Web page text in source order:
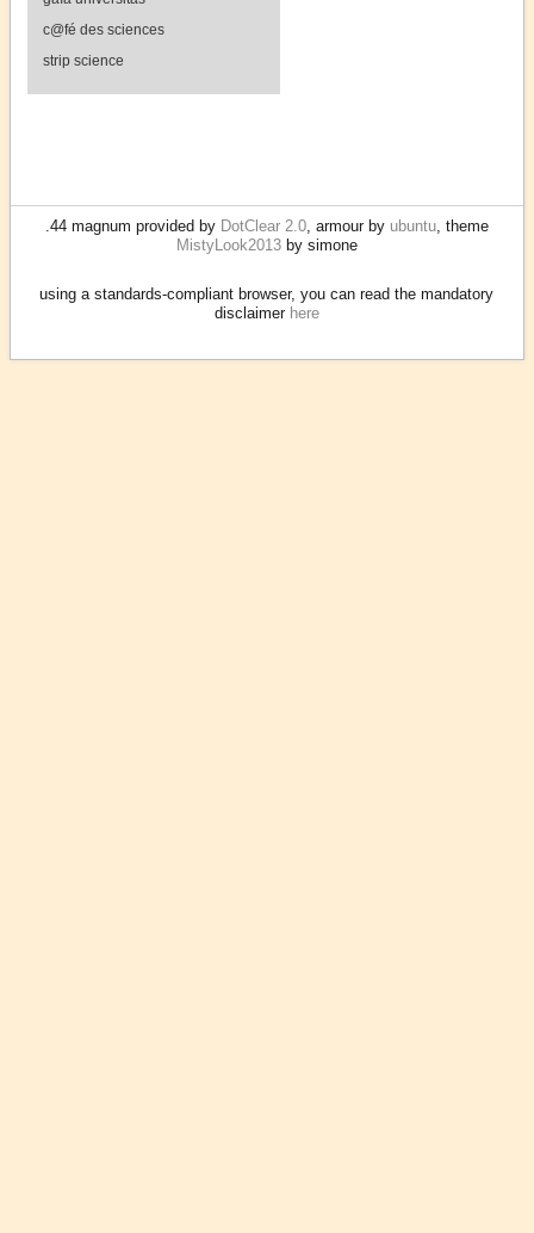
c@fé des sciences
strip science
.44 magnum provided by DotClear 2.0, armour by ubuntu, theme
MistyLook2013by simone
using a standards-compliant browser, you can read the mandatory
disclaimer here